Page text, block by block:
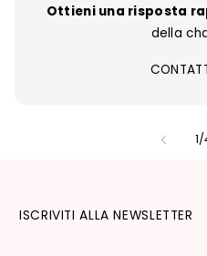
Ottieni una risposta
della
1/
ISCRIVITI ALLA NEWSLETTER